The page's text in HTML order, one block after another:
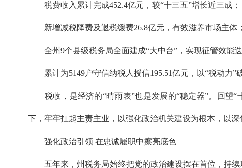
税费收入累计完成452.4亿元，较“十三五”增长近三成；
新增减税降费及退税缓费26.8亿元，有效滋养市场主体；
全州9个县级税务局全面建成“大中台”，实现征管效能迭
累计为5149户守信纳税人授信195.51亿元，以“税动力
税收，是经济的“晴雨表”也是发展的“稳定器”。回望“
下，牢牢扛起主责主业，以强化政治机关建设为根本，以
强化政治引领 在忠诚履职中擦亮底色
五年来，州税务局始终把党的政治建设摆在首位，持续